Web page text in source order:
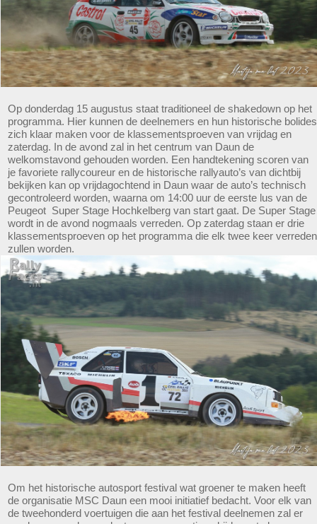
Op donderdag 15 augustus staat traditioneel de shakedown op het
programma. Hier kunnen de deelnemers en hun historische bolides
zich klaar maken voor de klassementsproeven van vrijdag en
zaterdag. In de avond zal in het centrum van Daun de
welkomstavond gehouden worden. Een handtekening scoren van
je favoriete rallycoureur en de historische rallyauto’s van dichtbij
bekijken kan op vrijdagochtend in Daun waar de auto’s technisch
gecontroleerd worden, waarna om 14:00 uur de eerste lus van de
Peugeot Super Stage Hochkelberg van start gaat. De Super Stage
wordt in de avond nogmaals verreden. Op zaterdag staan er drie
klassementsproeven op het programma die elk twee keer verreden
zullen worden.
Om het historische autosport festival wat groener te maken heeft
de organisatie MSC Daun een mooi initiatief bedacht. Voor elk van
de tweehonderd voertuigen die aan het festival deelnemen zal er